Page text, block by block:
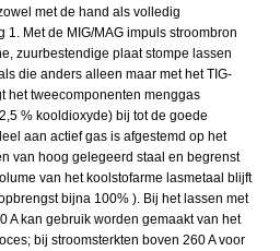
met de hand als volledig
Met de MIG/MAG impuls stroombron
zuurbestendige plaat stompe lassen
die anders alleen maar met het TIG-
het tweecomponenten menggas
% kooldioxyde) bij tot de goede
aan actief gas is afgestemd op het
van hoog gelegeerd staal en begrenst
van het koolstofarme lasmetaal blijft
bijna 100% ). Bij het lassen met
A kan gebruik worden gemaakt van het
bij stroomsterkten boven 260 A voor